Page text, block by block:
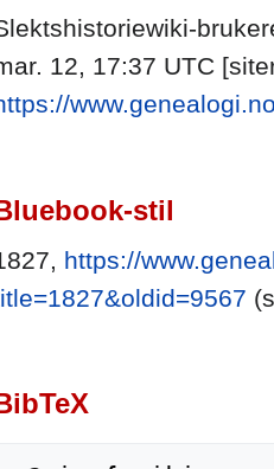
12, 17:37 UTC
stil
https://